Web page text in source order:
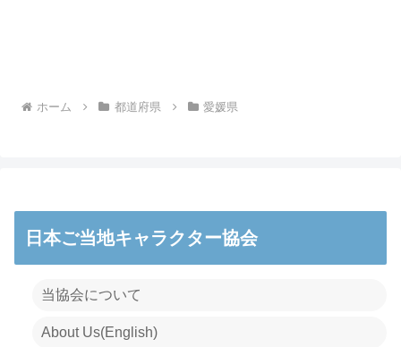
ホーム 都道府県 愛媛県
日本ご当地キャラクター協会
当協会について
About Us(English)